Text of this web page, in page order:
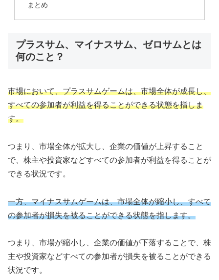
まとめ
プラスサム、マイナスサム、ゼロサムとは
何のこと？
市場において、プラスサムゲームは、市場全体が成長し、
すべての参加者が利益を得ることができる状態を指しま
す。
つまり、市場全体が拡大し、企業の価値が上昇すること
で、株主や投資家などすべての参加者が利益を得ることが
できる状況です。
一方、マイナスサムゲームは、市場全体が縮小し、すべて
の参加者が損失を被ることができる状態を指します。
つまり、市場が縮小し、企業の価値が下落することで、株
主や投資家などすべての参加者が損失を被ることができる
状況です。